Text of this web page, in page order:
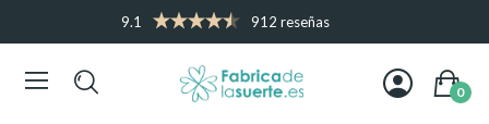
9.1 912 reseñas
0